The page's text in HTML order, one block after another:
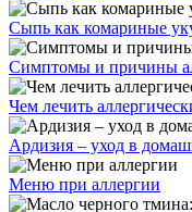
Сыпь как комариные
Симптомы и причины
Чем лечить
Ардизия – уход в
Меню при аллергии